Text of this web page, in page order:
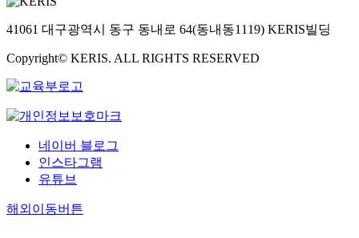
41061 대구광역시 동구 동내로 64(동내동1119) KERIS빌딩
Copyright© KERIS. ALL RIGHTS RESERVED
네이버 블로그
인스타그램
유튜브
해외이동버튼